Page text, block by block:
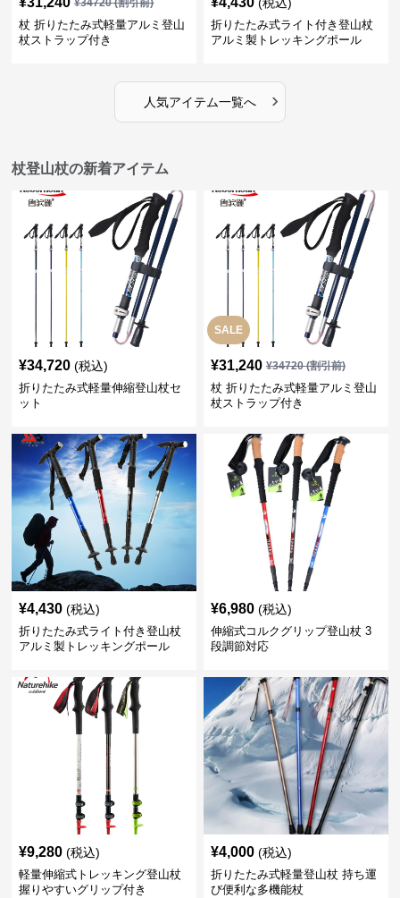
¥34720(割引前)
杖 折りたたみ式軽量アルミ登山
杖ストラップ付き
(税込)
折りたたみ式ライト付き登山杖
アルミ製トレッキングポール
人気アイテム一覧へ ›
杖登山杖の新着アイテム
¥34,720 (税込)
折りたたみ式軽量伸縮登山杖セ
ット
SALE
¥31,240 ¥34720(割引前)
杖 折りたたみ式軽量アルミ登山
杖ストラップ付き
¥4,430 (税込)
折りたたみ式ライト付き登山杖
アルミ製トレッキングポール
¥6,980 (税込)
伸縮式コルクグリップ登山杖 3
段調節対応
¥9,280 (税込)
軽量伸縮式トレッキング登山杖
握りやすいグリップ付き
¥4,000 (税込)
折りたたみ式軽量登山杖 持ち運
び便利な多機能杖